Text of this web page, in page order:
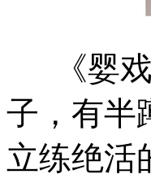
《婴戏
子，有半
立练绝活